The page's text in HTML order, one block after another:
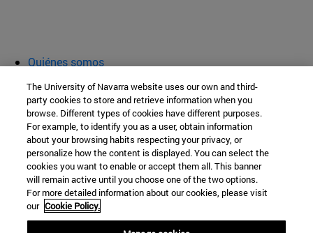
Quiénes somos
Aula abierta
Cátedra de Patrimonio y Arte Navarro
Facultad de Filosofía y Letras
Campus Universitario s/n
Navarra
The University of Navarra website uses our own and third-
party cookies to store and retrieve information when you
browse. Different types of cookies have different purposes.
For example, to identify you as a user, obtain information
about your browsing habits respecting your privacy, or
personalize how the content is displayed. You can select the
cookies you want to enable or accept them all. This banner
will remain active until you choose one of the two options.
For more detailed information about our cookies, please visit
our Cookie Policy.